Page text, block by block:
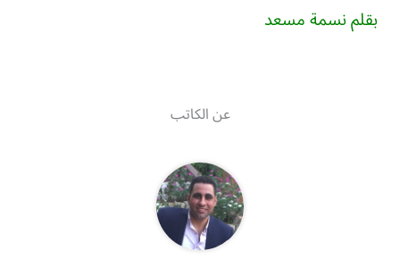
بقلم نسمة مسعد
عن الكاتب